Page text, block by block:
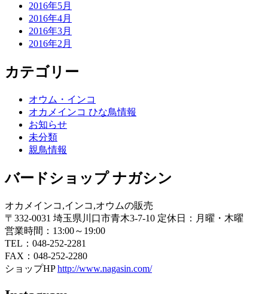
2016年5月
2016年4月
2016年3月
2016年2月
カテゴリー
オウム・インコ
オカメインコ ひな鳥情報
お知らせ
未分類
親鳥情報
バードショップ ナガシン
オカメインコ,インコ,オウムの販売
〒332-0031 埼玉県川口市青木3-7-10 定休日：月曜・木曜
営業時間：13:00～19:00
TEL：048-252-2281
FAX：048-252-2280
ショップHPhttp://www.nagasin.com/